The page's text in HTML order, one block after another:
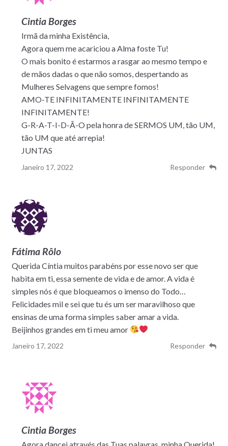
Cintia Borges
Irmã da minha Existência,
Agora quem me acariciou a Alma foste Tu!
O mais bonito é estarmos a rasgar ao mesmo tempo e
de mãos dadas o que não somos, despertando as
Mulheres Selvagens que sempre fomos!
AMO-TE INFINITAMENTE INFINITAMENTE
INFINITAMENTE!
G-R-A-T-I-D-Ã-O pela honra de SERMOS UM, tão UM,
tão UM que até arrepia!
JUNTAS
Janeiro 17, 2022 Responder
Fátima Rôlo
Querida Cíntia muitos parabéns por esse novo ser que
habita em ti, essa semente de vida e de amor. A vida é
simples nós é que bloqueamos o imenso do Todo…
Felicidades mil e sei que tu és um ser maravilhoso que
ensinas de uma forma simples saber amar a vida.
Beijinhos grandes em ti meu amor
Janeiro 17, 2022 Responder
Cintia Borges